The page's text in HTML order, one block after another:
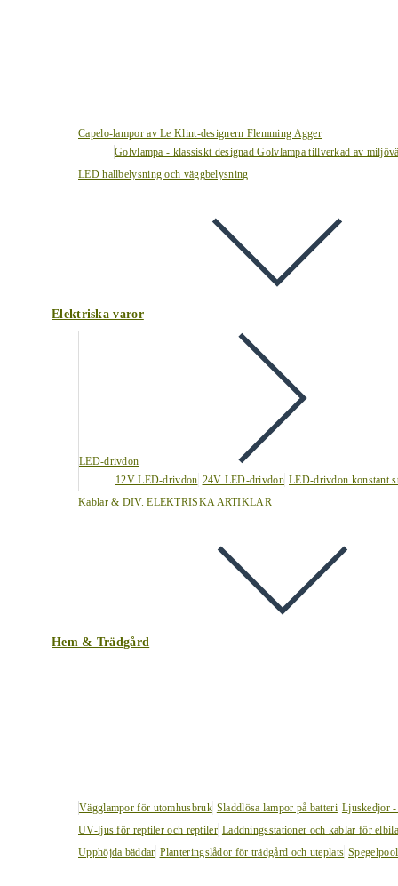
Capelo-lampor av Le Klint-designern Flemming Agger
Golvlampa - klassiskt designad Golvlampa tillverkad av
LED hallbelysning och väggbelysning
Elektriska varor
LED-drivdon
12V LED-drivdon 24V LED-drivdon LED-drivdon konstant
Kablar & DIV. ELEKTRISKA ARTIKLAR
Hem & Trädgård
Vägglampor för utomhusbruk Sladdlösa lampor på batteri Ljuskedjor
UV-ljus för reptiler och reptiler Laddningsstationer och kablar för
Upphöjda bäddar Planteringslådor för trädgård och uteplats Spegelpool